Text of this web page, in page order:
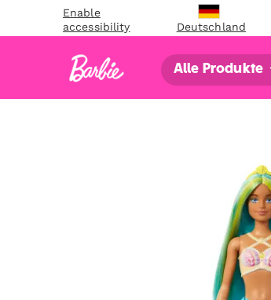
Enable
accessibility
Deutschland
Alle Produkte